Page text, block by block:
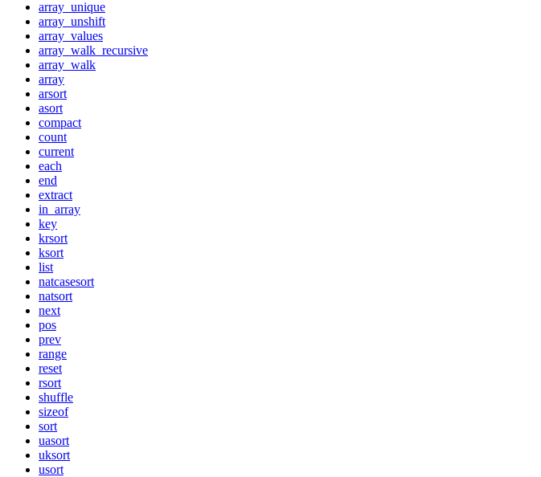
array_unique
array_unshift
array_values
array_walk_recursive
array_walk
array
arsort
asort
compact
count
current
each
end
extract
in_array
key
krsort
ksort
list
natcasesort
natsort
next
pos
prev
range
reset
rsort
shuffle
sizeof
sort
uasort
uksort
usort